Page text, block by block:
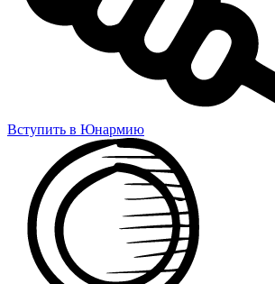
Вступить в Юнармию